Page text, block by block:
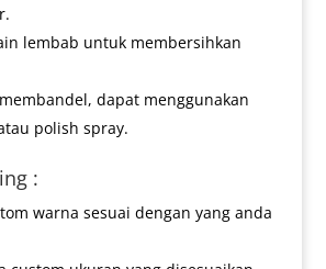
lembab untuk membersihkan
dapat menggunakan
polish spray.
:
warna sesuai dengan yang anda